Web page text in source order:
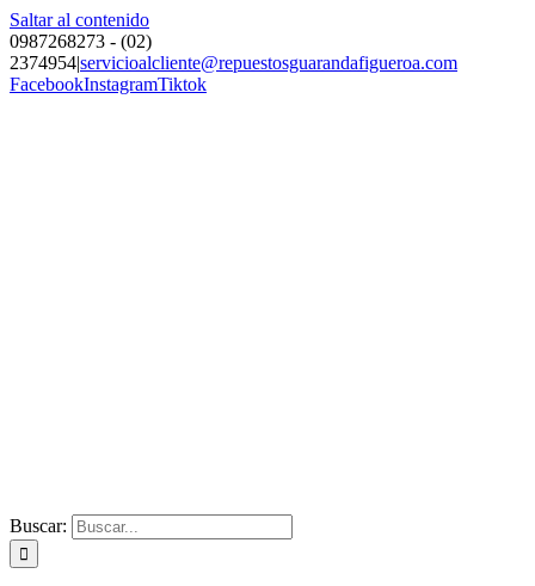
Saltar al contenido
0987268273 - (02)
2374954|servicioalcliente@repuestosguarandafigueroa.com
FacebookInstagramTiktok
Buscar: